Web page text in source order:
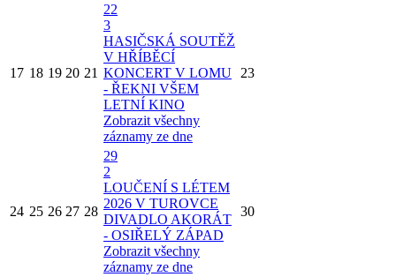
17 18 19 20 21
22
3
HASIČSKÁ SOUTĚŽ
V HŘÍBĚCÍ
KONCERT V LOMU
- ŘEKNI VŠEM
LETNÍ KINO
Zobrazit všechny
záznamy ze dne
23
24 25 26 27 28
29
2
LOUČENÍ S LÉTEM
2026 V TUROVCE
DIVADLO AKORÁT
- OSIŘELÝ ZÁPAD
Zobrazit všechny
záznamy ze dne
30